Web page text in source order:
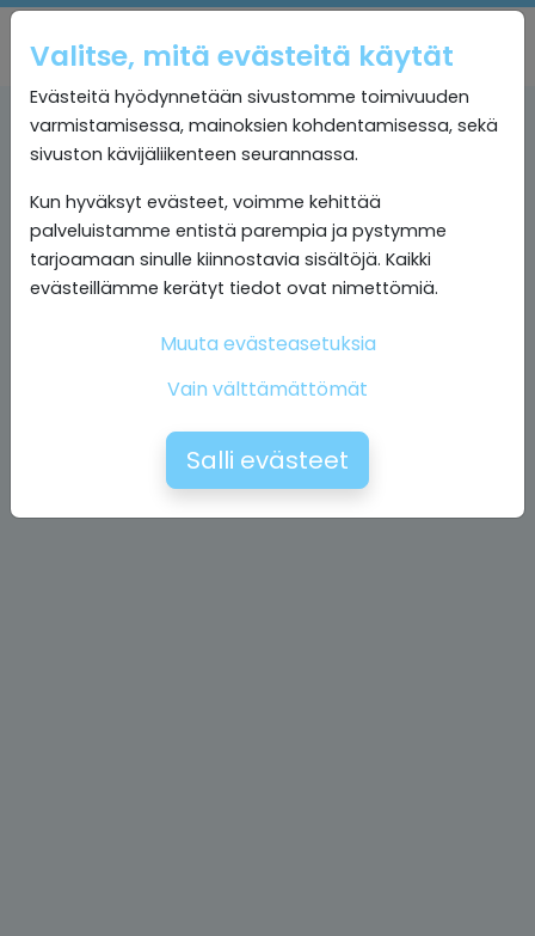
Valitse, mitä evästeitä käytät
Evästeitä hyödynnetään sivustomme toimivuuden
varmistamisessa, mainoksien kohdentamisessa, sekä
sivuston kävijäliikenteen seurannassa.
Kun hyväksyt evästeet, voimme kehittää
palveluistamme entistä parempia ja pystymme
tarjoamaan sinulle kiinnostavia sisältöjä. Kaikki
evästeillämme kerätyt tiedot ovat nimettömiä.
Muuta evästeasetuksia
Vain välttämättömät
Salli evästeet